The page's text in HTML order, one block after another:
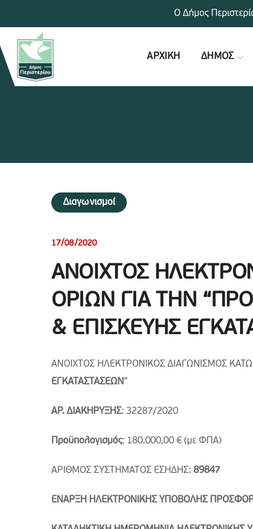
ΑΡΧΙΚΗ ΔΗΜΟΣ
Διαγωνισμοί
17/08/2020
ΑΝΟΙΧΤΟΣ
ΟΡΙΩΝ ΓΙΑ ΤΗΝ
& ΕΠΙΣΚΕΥΗΣ
ΑΝΟΙΧΤΟΣ ΗΛΕΚΤΡΟΝΙΚΟΣ ΔΙΑΓΩΝΙΣΜΟΣ
ΕΓΚΑΤΑΣΤΑΣΕΩΝ”
ΑΡ. ΔΙΑΚΗΡΥΞΗΣ: 32287/2020
Προϋπολογισμός: 180.000,00 € (με ΦΠΑ)
ΑΡΙΘΜΟΣ ΣΥΣΤΗΜΑΤΟΣ ΕΣΗΔΗΣ: 89847
ΕΝΑΡΞΗ ΗΛΕΚΤΡΟΝΙΚΗΣ ΥΠΟΒΟΛΗΣ
Ο Δήμος